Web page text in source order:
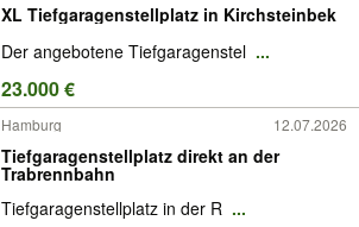
XL Tiefgaragenstellplatz in Kirchsteinbek
Der angebotene Tiefgaragenstel ...
23.000 €
Hamburg 12.07.2026
Tiefgaragenstellplatz direkt an der
Trabrennbahn
Tiefgaragenstellplatz in der R ...